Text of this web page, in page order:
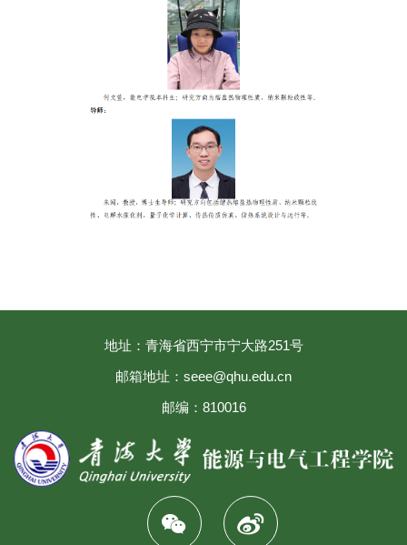
地址：青海省西宁市宁大路251号
邮箱地址：seee@qhu.edu.cn
邮编：810016